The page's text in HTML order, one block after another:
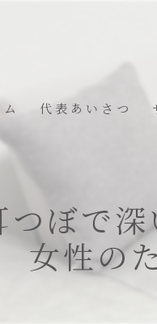
代表あいさつ
つぼで
女性の